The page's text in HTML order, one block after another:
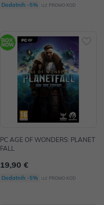
Dodatnih -5% uz PROMO KOD
PC AGE OF WONDERS: PLANET
FALL
19,90 €
Dodatnih -5% uz PROMO KOD